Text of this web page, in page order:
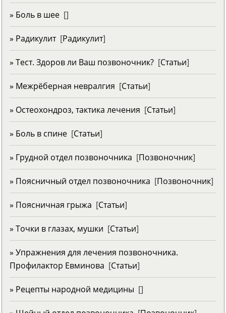
» Боль в шее []
» Радикулит[Радикулит]
» Тест. Здоров ли Ваш позвоночник? [Статьи]
» Межрёберная невралгия [Статьи]
» Остеохондроз, тактика лечения [Статьи]
» Боль в спине [Статьи]
» Грудной отдел позвоночника [Позвоночник]
» Поясничный отдел позвоночника [Позвоночник]
» Поясничная грыжа [Статьи]
» Точки в глазах, мушки [Статьи]
» Упражнения для лечения позвоночника.
Профилактор Евминова [Статьи]
» Рецепты народной медицины []